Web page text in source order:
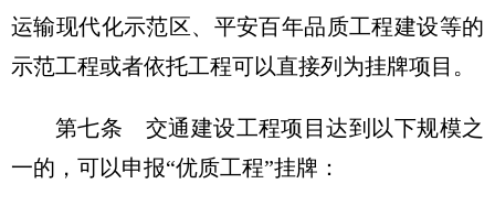
运输现代化示范区、平安百年品质工程建设等的
示范工程或者依托工程可以直接列为挂牌项目。
第七条 交通建设工程项目达到以下规模之
一的，可以申报“优质工程”挂牌：